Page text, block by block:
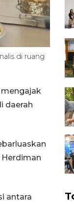
di ruang
mengajak
daerah
antara